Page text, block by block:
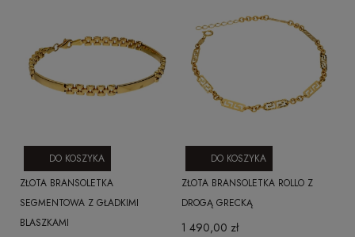
ZŁOTA BRANSOLETKA
SEGMENTOWA Z GŁADKIMI
BLASZKAMI
DO KOSZYKA
ZŁOTA BRANSOLETKA ROLLO Z
DROGĄ GRECKĄ
1 490,00 zł
DO KOSZYKA